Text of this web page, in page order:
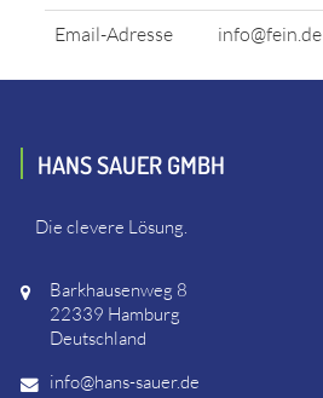
Email-Adresse
info@fein.de
HANS SAUER GMBH
Die clevere Lösung.
Barkhausenweg 8
22339 Hamburg
Deutschland
info@hans-sauer.de